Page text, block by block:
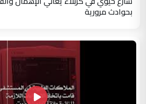
بحوادث مرورية